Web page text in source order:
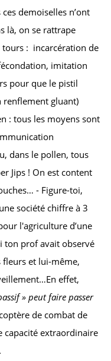
demoiselles n’ont
là, on se rattrape
: incarcération de
imitation
pour que le pistil
renflement gluant)
: tous les moyens sont
dans le pollen, tous
Jips ! On est content
- Figure-toi,
société chiffre à 3
l'agriculture d’une
ton prof avait observé
fleurs et lui-même,
effet,
» peut faire passer
de combat de
extraordinaire